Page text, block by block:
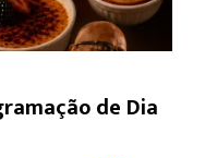
de Dia